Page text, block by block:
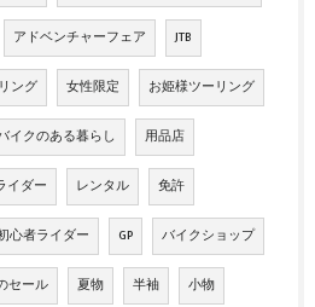
アドベンチャーフェア JTB
ング 女性限定 お姫様ツーリング
イクのある暮らし 用品店
イダー レンタル 免許
心者ライダー GP バイクショップ
セール 夏物 半袖 小物